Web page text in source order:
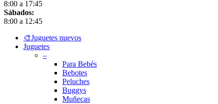
8:00 a 17:45
Sábados:
8:00 a 12:45
Close
Menu
🎨Juguetes nuevos
Juguetes
–
Para Bebés
Bebotes
Peluches
Buggys
Muñecas